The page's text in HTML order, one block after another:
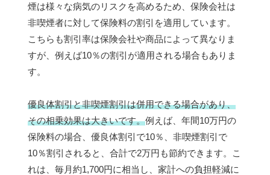
煙は様々な病気のリスクを高めるため、保険会社は
非喫煙者に対して保険料の割引を適用しています。
こちらも割引率は保険会社や商品によって異なりま
すが、例えば10％の割引が適用される場合もありま
す。
優良体割引と非喫煙割引は併用できる場合があり、
その相乗効果は大きいです。例えば、年間10万円の
保険料の場合、優良体割引で10％、非喫煙割引で
10％割引されると、合計で2万円も節約できます。こ
れは、毎月約1,700円に相当し、家計への負担軽減に